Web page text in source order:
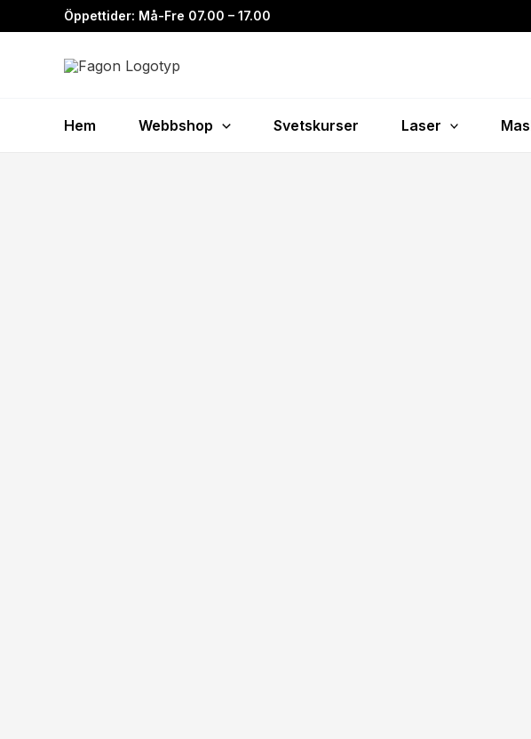
till
Öppettider: Må-Fre 07.00 – 17.00
Hem Webbshop Svetskurser Laser